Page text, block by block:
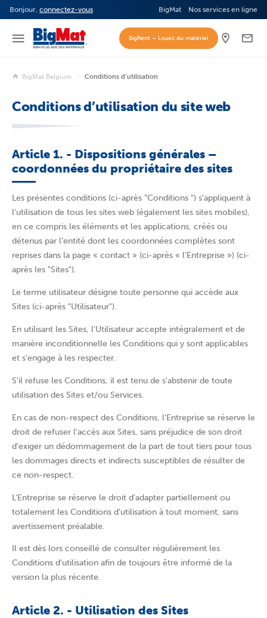
Bonjour, connectez-vous BigMat Nos services en ligne
BigRent – Louez du matériel
BigMat Belgium Conditions d’utilisation
Conditions d’utilisation du site web
Article 1. - Dispositions générales –
coordonnées du propriétaire des sites
Les présentes conditions (ci-après "Conditions ") s'appliquent à
l'utilisation de tous les sites web (également les sites mobiles),
en ce compris les éléments et les applications, créés ou
détenus par l’entité dont les coordonnées complètes sont
reprises dans la page « contact » (ci-après « l’Entreprise ») (ci-
après les "Sites").
Le terme utilisateur désigne toute personne qui accède aux
Sites (ci-après "Utilisateur").
En utilisant les Sites, l'Utilisateur accepte intégralement et de
manière inconditionnelle les Conditions qui y sont applicables
et s'engage à les respecter.
S'il refuse les Conditions, il est tenu de s'abstenir de toute
utilisation des Sites et/ou Services.
En cas de non-respect des Conditions, l’Entreprise se réserve le
droit de refuser l'accès aux Sites, sans préjudice de son droit
d'exiger un dédommagement de la part de tout tiers pour tous
les dommages directs et indirects susceptibles de résulter de
ce non-respect.
L’Entreprise se réserve le droit d'adapter partiellement ou
totalement les Conditions d’utilisation à tout moment, sans
avertissement préalable.
Il est dès lors conseillé de consulter régulièrement les
Conditions d’utilisation afin de toujours être informé de la
version la plus récente.
Article 2. - Utilisation des Sites